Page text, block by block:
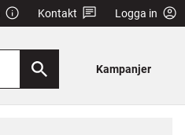
Kontakt Logga in
Kampanjer